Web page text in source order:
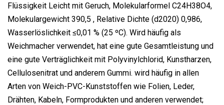
Flüssigkeit Leicht mit Geruch, Molekularformel C24H38O4,
Molekulargewicht 390,5 , Relative Dichte (d2020) 0,986,
Wasserlöslichkeit ≤0,01 % (25 ºC). Wird häufig als
Weichmacher verwendet, hat eine gute Gesamtleistung und
eine gute Verträglichkeit mit Polyvinylchlorid, Kunstharzen,
Cellulosenitrat und anderem Gummi. wird häufig in allen
Arten von Weich-PVC-Kunststoffen wie Folien, Leder,
Drähten, Kabeln, Formprodukten und anderen verwendet;